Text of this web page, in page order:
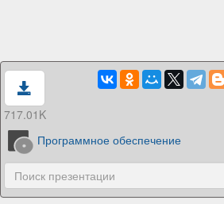
717.01K
Программное обеспечение